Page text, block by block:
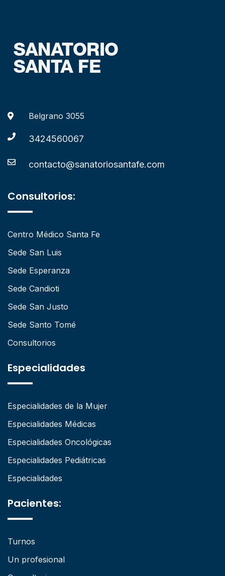
Belgrano 3055
3424560067
contacto@sanatoriosantafe.com
Consultorios:
Centro Médico Santa Fe
Sede San Luis
Sede Esperanza
Sede Candioti
Sede San Justo
Sede Santo Tomé
Consultorios
Especialidades
Especialidades de la Mujer
Especialidades Médicas
Especialidades Oncológicas
Especialidades Pediátricas
Especialidades
Pacientes:
Turnos
Un profesional